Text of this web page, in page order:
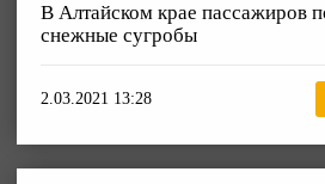
В Алтайском крае пассажиров
снежные сугробы
2.03.2021 13:28